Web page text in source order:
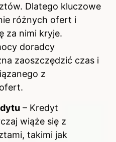
Dlatego kluczowe
różnych ofert i
za nimi kryje.
doradcy
zaoszczędzić czas i
z
– Kredyt
wiąże się z
takimi jak